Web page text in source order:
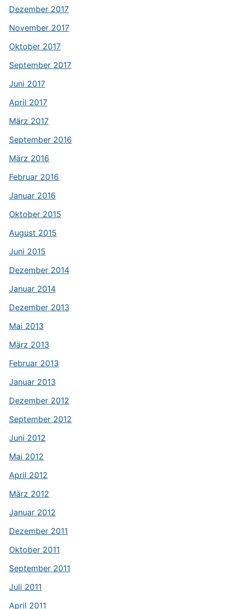
Dezember 2017
November 2017
Oktober 2017
September 2017
Juni 2017
April 2017
März 2017
September 2016
März 2016
Februar 2016
Januar 2016
Oktober 2015
August 2015
Juni 2015
Dezember 2014
Januar 2014
Dezember 2013
Mai 2013
März 2013
Februar 2013
Januar 2013
Dezember 2012
September 2012
Juni 2012
Mai 2012
April 2012
März 2012
Januar 2012
Dezember 2011
Oktober 2011
September 2011
Juli 2011
April 2011